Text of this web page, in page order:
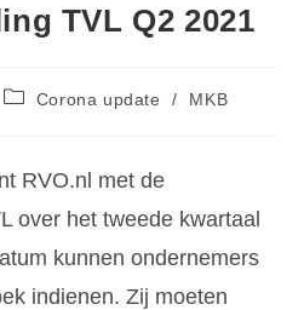
TVL Q2 2021
Corona update / MKB
RVO.nl met de
over het tweede kwartaal
kunnen ondernemers
indienen. Zij moeten